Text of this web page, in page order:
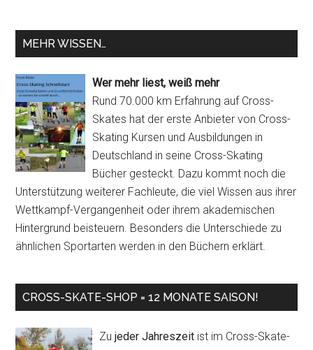
MEHR WISSEN…
Wer mehr liest, weiß mehr
Rund 70.000 km Erfahrung auf Cross-
Skates hat der erste Anbieter von Cross-
Skating Kursen und Ausbildungen in
Deutschland in seine Cross-Skating
Bücher gesteckt. Dazu kommt noch die
Unterstützung weiterer Fachleute, die viel Wissen aus ihrer
Wettkampf-Vergangenheit oder ihrem akademischen
Hintergrund beisteuern. Besonders die Unterschiede zu
ähnlichen Sportarten werden in den Büchern erklärt.
CROSS-SKATE-SHOP = 12 MONATE SAISON!
Zujeder Jahreszeit ist im Cross-Skate-